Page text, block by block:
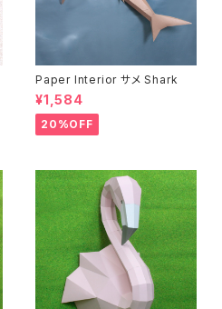
Paper Interior サメ Shark
¥1,584
20%OFF